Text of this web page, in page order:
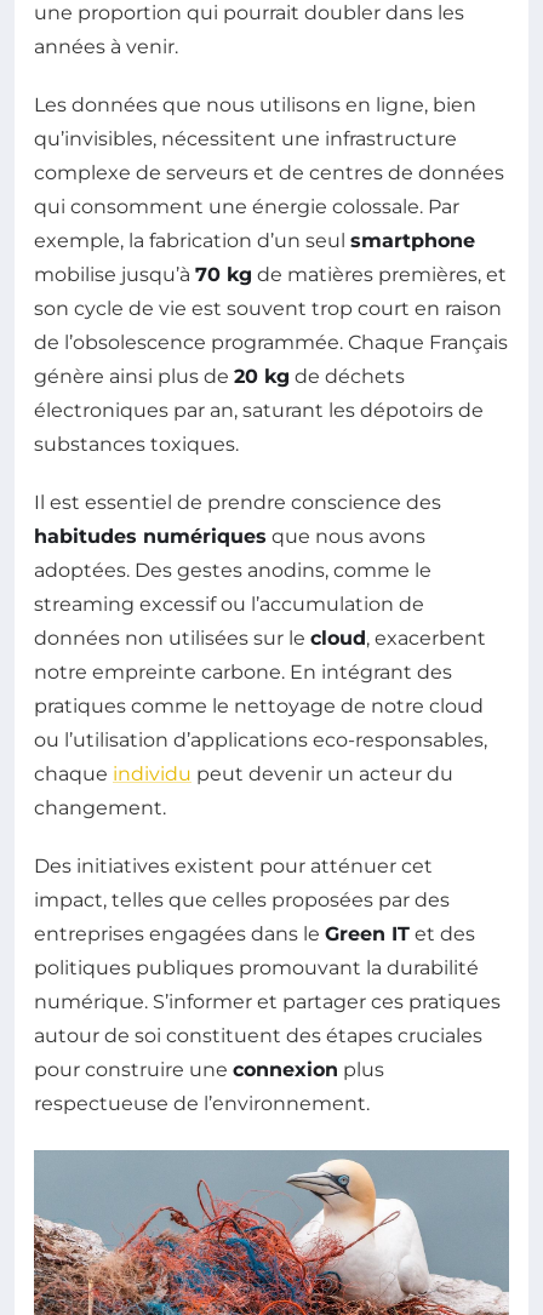
une proportion qui pourrait doubler dans les
années à venir.
Les données que nous utilisons en ligne, bien
qu’invisibles, nécessitent une infrastructure
complexe de serveurs et de centres de données
qui consomment une énergie colossale. Par
exemple, la fabrication d’un seul smartphone
mobilise jusqu’à 70 kg de matières premières, et
son cycle de vie est souvent trop court en raison
de l’obsolescence programmée. Chaque Français
génère ainsi plus de 20 kg de déchets
électroniques par an, saturant les dépotoirs de
substances toxiques.
Il est essentiel de prendre conscience des
habitudes numériques que nous avons
adoptées. Des gestes anodins, comme le
streaming excessif ou l’accumulation de
données non utilisées sur le cloud, exacerbent
notre empreinte carbone. En intégrant des
pratiques comme le nettoyage de notre cloud
ou l’utilisation d’applications eco-responsables,
chaque individu peut devenir un acteur du
changement.
Des initiatives existent pour atténuer cet
impact, telles que celles proposées par des
entreprises engagées dans le Green IT et des
politiques publiques promouvant la durabilité
numérique. S’informer et partager ces pratiques
autour de soi constituent des étapes cruciales
pour construire une connexion plus
respectueuse de l’environnement.